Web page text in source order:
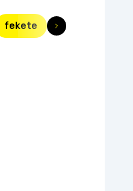
fekete